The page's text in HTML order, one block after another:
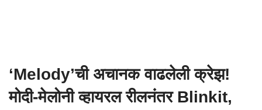
‘Melody’ची अचानक वाढलेली क्रेझ!
मोदी-मेलोनी व्हायरल रीलनंतर Blinkit,